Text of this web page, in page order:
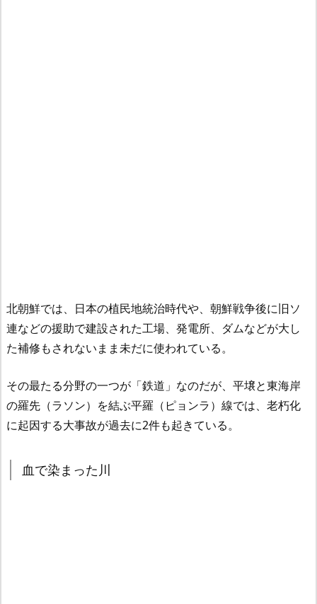
北朝鮮では、日本の植民地統治時代や、朝鮮戦争後に旧ソ
連などの援助で建設された工場、発電所、ダムなどが大し
た補修もされないまま未だに使われている。
その最たる分野の一つが「鉄道」なのだが、平壌と東海岸
の羅先（ラソン）を結ぶ平羅（ピョンラ）線では、老朽化
に起因する大事故が過去に2件も起きている。
血で染まった川